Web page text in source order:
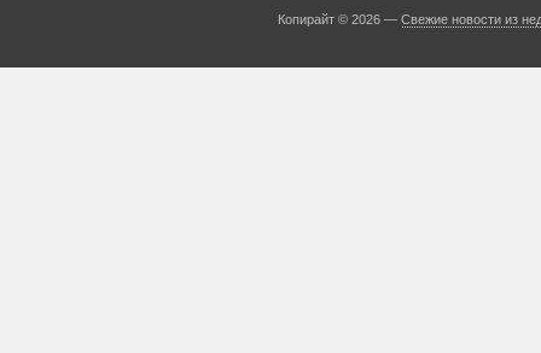
Копирайт © 2026 —Свежие новости из